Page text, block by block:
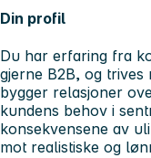
Din profil
Du har erfaring fra
gjerne B2B, og trives
bygger relasjoner
kundens behov i
konsekvensene av
mot realistiske og